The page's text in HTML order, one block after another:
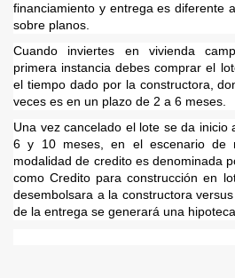
financiamiento y entrega es diferente
sobre planos.
Cuando inviertes en vivienda
primera instancia debes comprar el
el tiempo dado por la constructora,
veces es en un plazo de 2 a 6 meses.
Una vez cancelado el lote se da inicio
6 y 10 meses, en el escenario de
modalidad de credito es denominada
como Credito para construcción en
desembolsara a la constructora
de la entrega se generará una